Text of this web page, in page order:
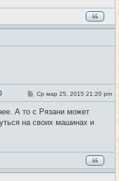
#15
С
о
б
щ
е
Ср мар 25, 2015 21:20 pm
А то с Рязани может
на своих машинах и